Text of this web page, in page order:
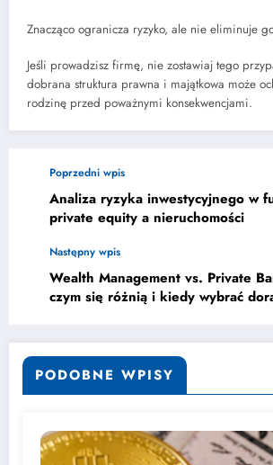
Znacząco ogranicza ryzyko, ale nie eliminuje
Jeśli prowadzisz firmę, nie zostawiaj tego
dobrana struktura prawna i majątkowa może
rodzinę przed poważnymi konsekwencjami.
Poprzedni wpis
Analiza ryzyka inwestycyjnego w
private equity a nieruchomości
Następny wpis
Wealth Management vs. Private
czym się różnią i kiedy wybrać
PODOBNE WPISY